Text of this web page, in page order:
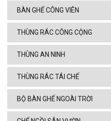
BÀN GHẾ CÔNG VIÊN
THÙNG RÁC CÔNG CỘNG
THÙNG AN NINH
THÙNG RÁC TÁI CHẾ
BỘ BÀN GHẾ NGOÀI TRỜI